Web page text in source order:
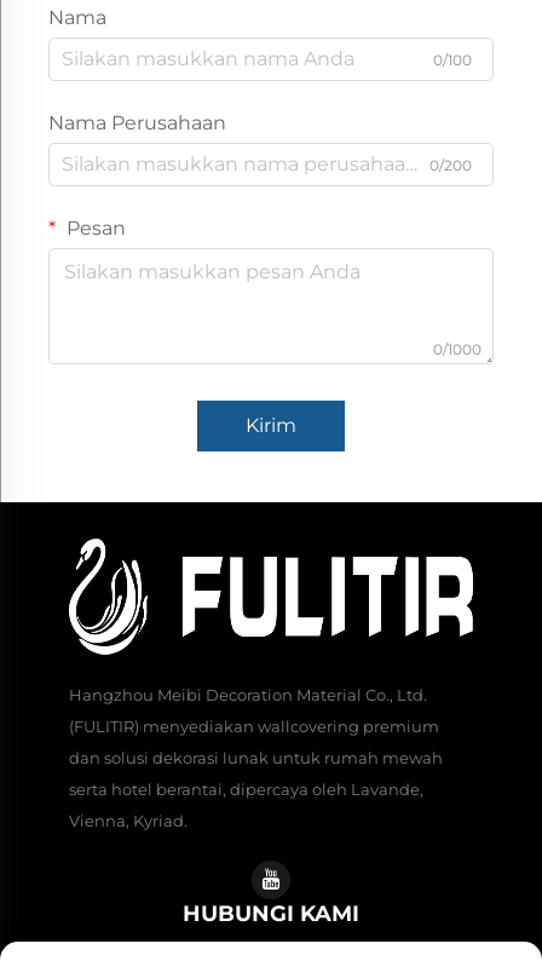
Nama
0/100
Nama Perusahaan
0/200
Pesan
0/1000
Kirim
Hangzhou Meibi Decoration Material Co., Ltd.
(FULITIR) menyediakan wallcovering premium
dan solusi dekorasi lunak untuk rumah mewah
serta hotel berantai, dipercaya oleh Lavande,
Vienna, Kyriad.
HUBUNGI KAMI